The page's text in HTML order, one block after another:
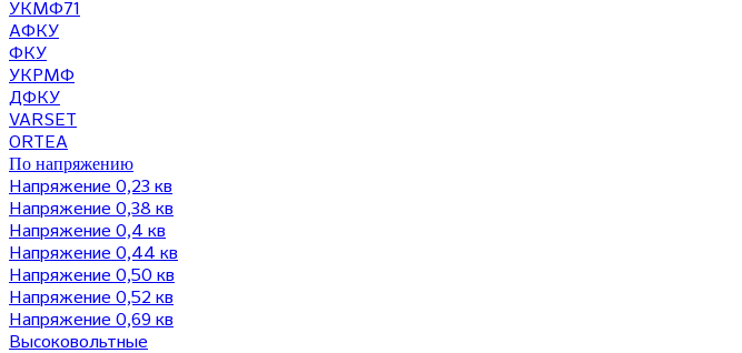
УКМФ71
АФКУ
ФКУ
УКРМФ
ДФКУ
VARSET
ORTEA
По напряжению
Напряжение 0,23 кв
Напряжение 0,38 кв
Напряжение 0,4 кв
Напряжение 0,44 кв
Напряжение 0,50 кв
Напряжение 0,52 кв
Напряжение 0,69 кв
Высоковольтные